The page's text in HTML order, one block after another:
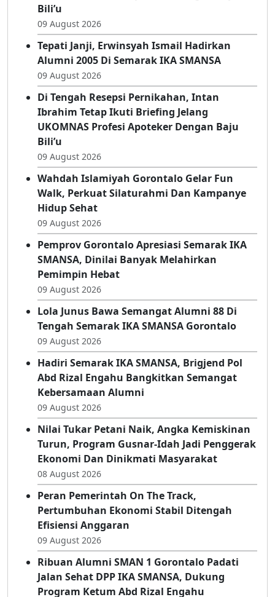
Di Tengah Resepsi Pernikahan, Intan
Ibrahim Tetap Ikuti Briefing Jelang
UKOMNAS Profesi Apoteker Dengan Baju
Bili’u
09 August 2026
Tepati Janji, Erwinsyah Ismail Hadirkan
Alumni 2005 Di Semarak IKA SMANSA
09 August 2026
Di Tengah Resepsi Pernikahan, Intan
Ibrahim Tetap Ikuti Briefing Jelang
UKOMNAS Profesi Apoteker Dengan Baju
Bili’u
09 August 2026
Wahdah Islamiyah Gorontalo Gelar Fun
Walk, Perkuat Silaturahmi Dan Kampanye
Hidup Sehat
09 August 2026
Pemprov Gorontalo Apresiasi Semarak IKA
SMANSA, Dinilai Banyak Melahirkan
Pemimpin Hebat
09 August 2026
Lola Junus Bawa Semangat Alumni 88 Di
Tengah Semarak IKA SMANSA Gorontalo
09 August 2026
Hadiri Semarak IKA SMANSA, Brigjend Pol
Abd Rizal Engahu Bangkitkan Semangat
Kebersamaan Alumni
09 August 2026
Nilai Tukar Petani Naik, Angka Kemiskinan
Turun, Program Gusnar-Idah Jadi Penggerak
Ekonomi Dan Dinikmati Masyarakat
08 August 2026
Peran Pemerintah On The Track,
Pertumbuhan Ekonomi Stabil Ditengah
Efisiensi Anggaran
09 August 2026